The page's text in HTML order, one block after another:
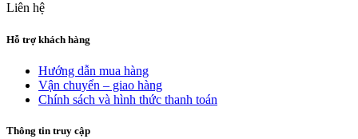
Liên hệ
Hỗ trợ khách hàng
Hướng dẫn mua hàng
Vận chuyển – giao hàng
Chính sách và hình thức thanh toán
Thông tin truy cập